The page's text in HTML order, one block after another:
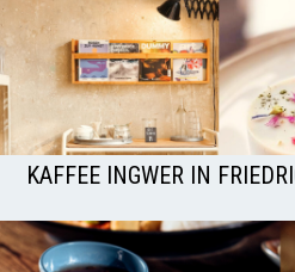
KAFFEE INGWER IN